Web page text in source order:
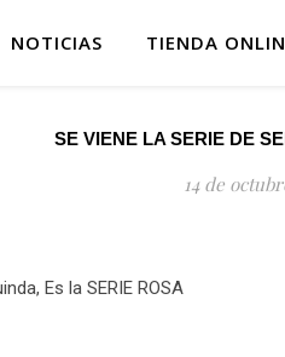
NOTICIAS TIENDA
SE VIENE LA SERIE DE
14 de
Es la SERIE ROSA